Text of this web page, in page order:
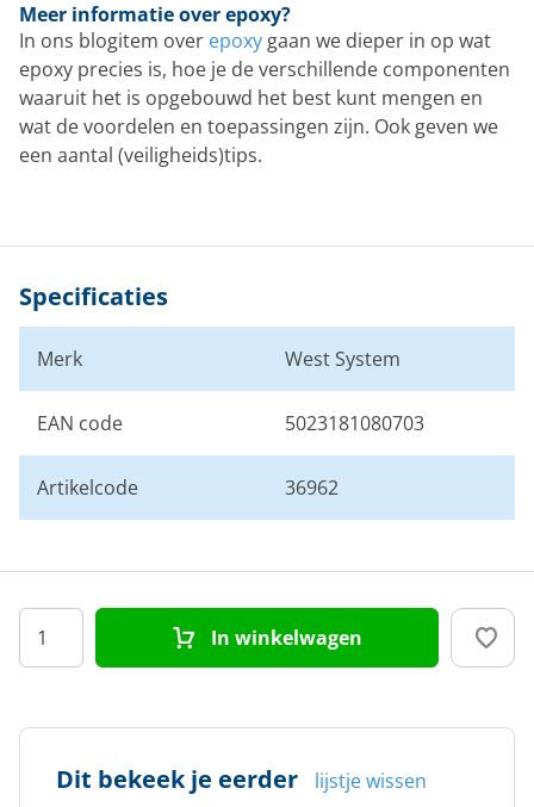
Meer informatie over epoxy?
In ons blogitem over epoxy gaan we dieper in op wat
epoxy precies is, hoe je de verschillende componenten
waaruit het is opgebouwd het best kunt mengen en
wat de voordelen en toepassingen zijn. Ook geven we
een aantal (veiligheids)tips.
Specificaties
Merk West System
EAN code 5023181080703
Artikelcode 36962
In winkelwagen
Dit bekeek je eerder lijstje wissen